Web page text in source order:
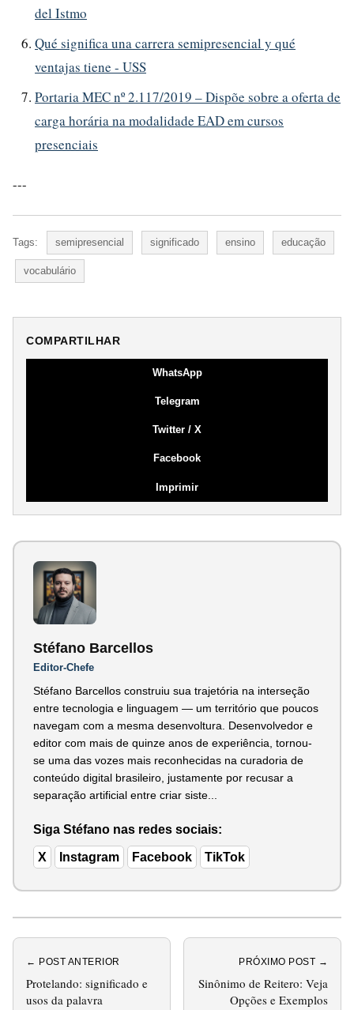
del Istmo
Qué significa una carrera semipresencial y qué
ventajas tiene - USS
Portaria MEC nº 2.117/2019 – Dispõe sobre a oferta de
carga horária na modalidade EAD em cursos
presenciais
---
Tags: semipresencial significado ensino educação
vocabulário
COMPARTILHAR
WhatsApp
Telegram
Twitter / X
Facebook
Imprimir
Stéfano Barcellos
Editor-Chefe
Stéfano Barcellos construiu sua trajetória na interseção
entre tecnologia e linguagem — um território que poucos
navegam com a mesma desenvoltura. Desenvolvedor e
editor com mais de quinze anos de experiência, tornou-
se uma das vozes mais reconhecidas na curadoria de
conteúdo digital brasileiro, justamente por recusar a
separação artificial entre criar siste...
Siga Stéfano nas redes sociais:
X Instagram Facebook TikTok
← POST ANTERIOR
Protelando: significado e
usos da palavra
PRÓXIMO POST →
Sinônimo de Reitero: Veja
Opções e Exemplos